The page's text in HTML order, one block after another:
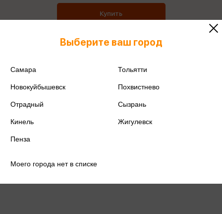
Купить
Все товары производителя
Выберите ваш город
Самара Тольятти
Новокуйбышевск Похвистнево
Отрадный Сызрань
Кинель Жигулевск
Пенза
Моего города нет в списке